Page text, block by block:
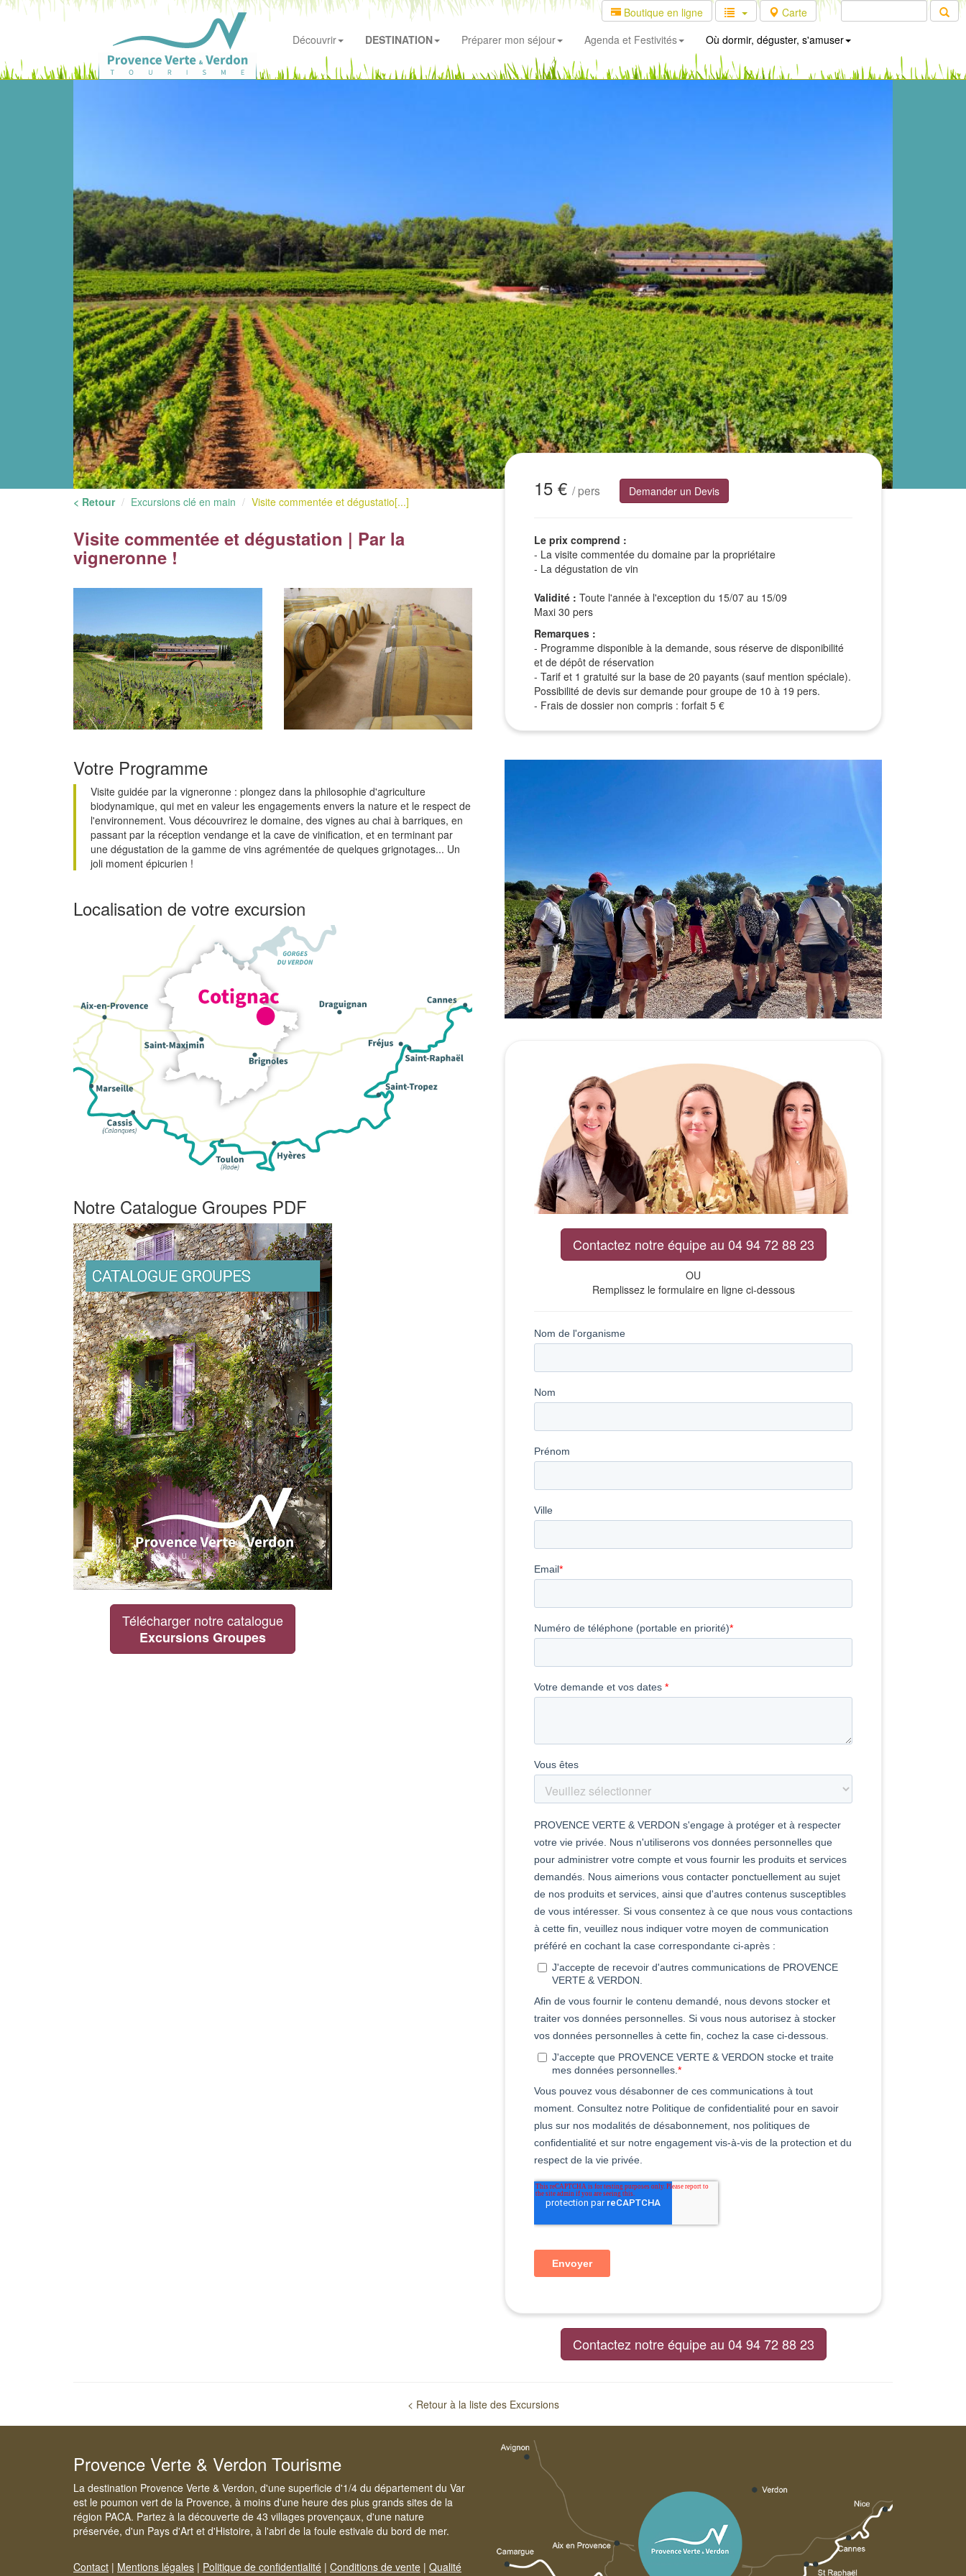
Boutique en ligne
Carte
Découvrir
DESTINATION Préparer mon séjour Agenda et Festivités Où dormir, déguster, s'amuser
< Retour Excursions clé en main Visite commentée et dégustatio[...]
Visite commentée et dégustation | Par la
vigneronne !
Votre Programme
Visite guidée par la vigneronne : plongez dans la philosophie d'agriculture
biodynamique, qui met en valeur les engagements envers la nature et le respect de
l'environnement. Vous découvrirez le domaine, des vignes au chai à barriques, en
passant par la réception vendange et la cave de vinification, et en terminant par
une dégustation de la gamme de vins agrémentée de quelques grignotages... Un
joli moment épicurien !
Localisation de votre excursion
Notre Catalogue Groupes PDF
Télécharger notre catalogue
Excursions Groupes
15 € / pers Demander un Devis
Le prix comprend :
- La visite commentée du domaine par la propriétaire
- La dégustation de vin
Validité : Toute l'année à l'exception du 15/07 au 15/09
Maxi 30 pers
Remarques :
- Programme disponible à la demande, sous réserve de disponibilité
et de dépôt de réservation
- Tarif et 1 gratuité sur la base de 20 payants (sauf mention spéciale).
Possibilité de devis sur demande pour groupe de 10 à 19 pers.
- Frais de dossier non compris : forfait 5 €
Contactez notre équipe au 04 94 72 88 23
OU
Remplissez le formulaire en ligne ci-dessous
Contactez notre équipe au 04 94 72 88 23
< Retour à la liste des Excursions
Provence Verte & Verdon Tourisme
La destination Provence Verte & Verdon, d'une superficie d'1/4 du département du Var
est le poumon vert de la Provence, à moins d'une heure des plus grands sites de la
région PACA. Partez à la découverte de 43 villages provençaux, d'une nature
préservée, d'un Pays d'Art et d'Histoire, à l'abri de la foule estivale du bord de mer.
Contact | Mentions légales | Politique de confidentialité | Conditions de vente | Qualité